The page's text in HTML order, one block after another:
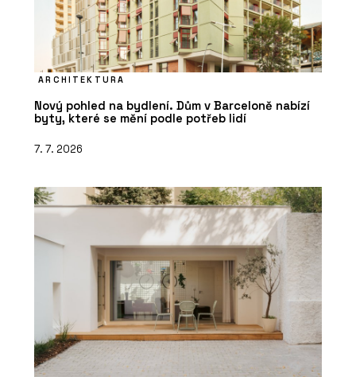
ARCHITEKTURA
Nový pohled na bydlení. Dům v Barceloně nabízí
byty, které se mění podle potřeb lidí
7. 7. 2026